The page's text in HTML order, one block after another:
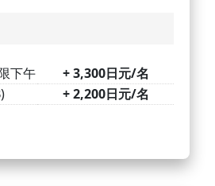
下午
+ 3,300日元/名
+ 2,200日元/名